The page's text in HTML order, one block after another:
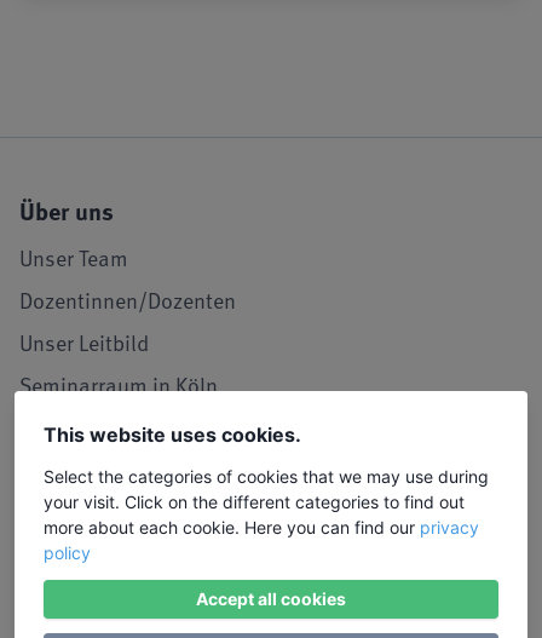
Über uns
Unser Team
Dozentinnen/Dozenten
Unser Leitbild
Seminarraum in Köln
LIW in den Medien
Jobs und Karriere
Referenzen / Kooperationen
Service
Kontakt, Lob und Kritik
This website uses cookies.
Select the categories of cookies that we may use during
your visit. Click on the different categories to find out
more about each cookie. Here you can find our privacy
policy
Accept all cookies